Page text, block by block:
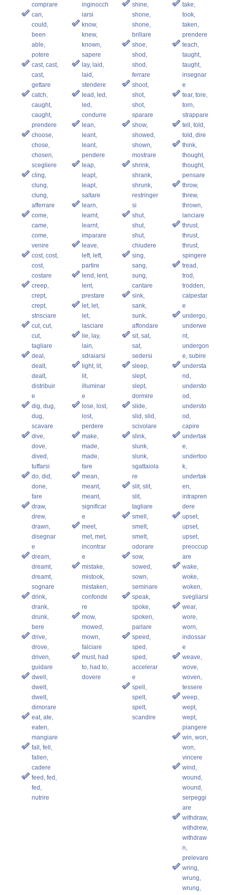
comprare
can,
could,
been
able,
potere
cast, cast,
cast,
gettare
catch,
caught,
caught,
prendere
choose,
chose,
chosen,
scegliere
cling,
clung,
clung,
afferrare
come,
came,
come,
venire
cost, cost,
cost,
costare
creep,
crept,
crept,
strisciare
cut, cut,
cut,
tagliare
deal,
dealt,
dealt,
distribuir
e
dig, dug,
dug,
scavare
dive,
dove,
dived,
tuffarsi
do, did,
done,
fare
draw,
drew,
drawn,
disegnar
e
dream,
dreamt,
dreamt,
sognare
drink,
drank,
drunk,
bere
drive,
drove,
driven,
guidare
dwell,
dwelt,
dwelt,
dimorare
eat, ate,
eaten,
mangiare
fall, fell,
fallen,
cadere
feed, fed,
fed,
nutrire
inginocch
iarsi
know,
knew,
known,
sapere
lay, laid,
laid,
stendere
lead, led,
led,
condurre
lean,
leant,
leant,
pendere
leap,
leapt,
leapt,
saltare
learn,
learnt,
learnt,
imparare
leave,
left, left,
partire
lend, lent,
lent,
prestare
let, let,
let,
lasciare
lie, lay,
lain,
sdraiarsi
light, lit,
lit,
illuminar
e
lose, lost,
lost,
perdere
make,
made,
made,
fare
mean,
meant,
meant,
significar
e
meet,
met, met,
incontrar
e
mistake,
mistook,
mistaken,
confonde
re
mow,
mowed,
mown,
falciare
must, had
to, had to,
dovere
shine,
shone,
shone,
brillare
shoe,
shod,
shod,
ferrare
shoot,
shot,
shot,
sparare
show,
showed,
shown,
mostrare
shrink,
shrank,
shrunk,
restringer
si
shut,
shut,
shut,
chiudere
sing,
sang,
sung,
cantare
sink,
sank,
sunk,
affondare
sit, sat,
sat,
sedersi
sleep,
slept,
slept,
dormire
slide,
slid, slid,
scivolare
slink,
slunk,
slunk,
sgattaiola
re
slit, slit,
slit,
tagliare
smell,
smelt,
smelt,
odorare
sow,
sowed,
sown,
seminare
speak,
spoke,
spoken,
parlare
speed,
sped,
sped,
accelerar
e
spell,
spelt,
spelt,
scandire
take,
took,
taken,
prendere
teach,
taught,
taught,
insegnar
e
tear, tore,
torn,
strappare
tell, told,
told, dire
think,
thought,
thought,
pensare
throw,
threw,
thrown,
lanciare
thrust,
thrust,
thrust,
spingere
tread,
trod,
trodden,
calpestar
e
undergo,
underwe
nt,
undergon
e, subire
understa
nd,
understo
od,
understo
od,
capire
undertak
e,
undertoo
k,
undertak
en,
intrapren
dere
upset,
upset,
upset,
preoccup
are
wake,
woke,
woken,
svegliarsi
wear,
wore,
worn,
indossar
e
weave,
wove,
woven,
tessere
weep,
wept,
wept,
piangere
win, won,
won,
vincere
wind,
wound,
wound,
serpeggi
are
withdraw,
withdrew,
withdraw
n,
prelevare
wring,
wrung,
wrung,